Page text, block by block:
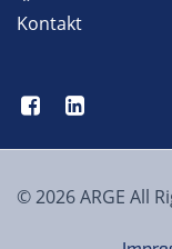
Kontakt
© 2026 ARGE All